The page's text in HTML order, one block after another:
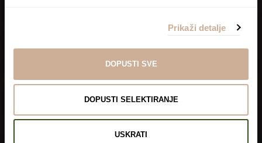
Prikaži detalje
DOPUSTI SVE
DOPUSTI SELEKTIRANJE
USKRATI